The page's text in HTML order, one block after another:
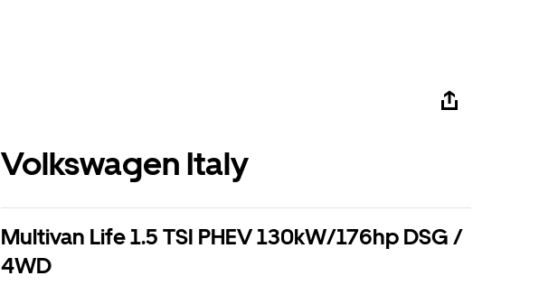
Volkswagen Italy
Multivan Life 1.5 TSI PHEV 130kW/176hp DSG /
4WD